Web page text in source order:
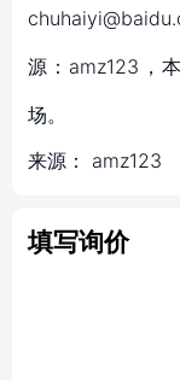
源：amz123，
场。
来源： amz123
填写询价